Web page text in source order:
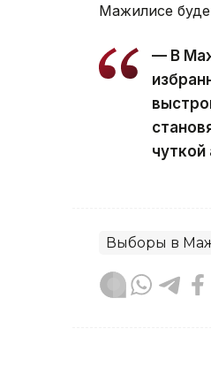
Мажилисе
— В
Выборы в